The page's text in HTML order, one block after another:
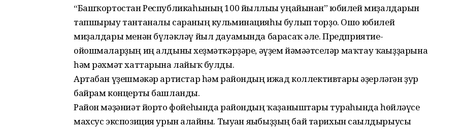
“Башҡортостан Республикаһының 100 йыллығы уңайынан” юбилей миҙалдарын
тапшырыу тантаналы сараның кульминацияһы булып торҙо. Ошо юбилей
миҙалдары менән бүләкләү йыл дауамында барасаҡ әле. Предприятие-
ойошмаларҙың иң алдынғы хеҙмәткәрҙәре, әүҙем йәмәғәтселәр маҡтау ҡағыҙҙарына
һәм рәхмәт хаттарына лайыҡ булды.
Артабан үҙешмәкәр артистар һәм райондың ижад коллективтары әҙерләгән ҙур
байрам концерты башланды.
Район мәҙәниәт йорто фойеһында райондың ҡаҙаныштары тураһында һөйләүсе
махсус экспозиция урын алғайны. Тыуған яғыбыҙҙың бай тарихын сағылдырыусы